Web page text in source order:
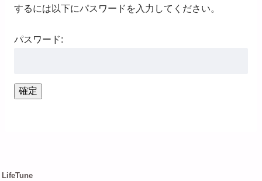
するには以下にパスワードを入力してください。
パスワード:
LifeTune